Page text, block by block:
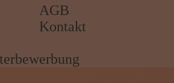
AGB
Kontakt